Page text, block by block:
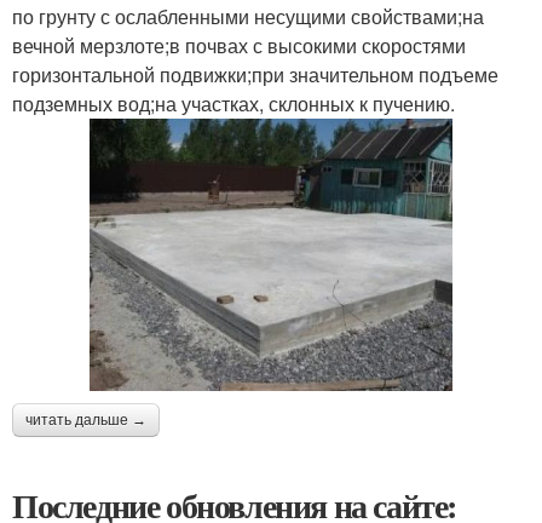
по грунту с ослабленными несущими свойствами;на
вечной мерзлоте;в почвах с высокими скоростями
горизонтальной подвижки;при значительном подъеме
подземных вод;на участках, склонных к пучению.
читать дальше →
Последние обновления на сайте: